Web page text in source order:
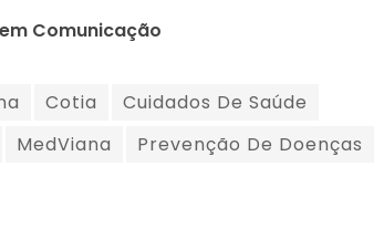
Comunicação
Cotia
Cuidados De Saúde
MedViana
Prevenção De Doenças